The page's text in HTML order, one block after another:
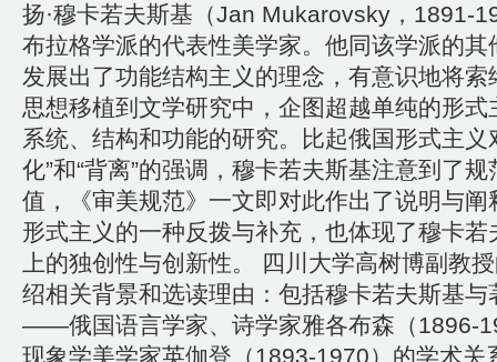
扬·穆卡若夫斯基（Jan Mukarovsky，1891-
布拉格学派的代表性美学家。他同该学派的其
发展出了功能结构主义的理念，有意识地将索
思想移植到文学研究中，企图超越单纯的形式
系统、结构和功能的研究。比起俄国形式主义
化”和“背离”的强调，穆卡若夫斯基注意到了
值，《审美规范》一文即对此作出了说明与阐
形式主义的一种反拨与补充，也体现了穆卡若
上的独创性与创新性。 四川大学高树博副教
绍相关背景和选读理由：包括穆卡若夫斯基与
——俄国语言学家、诗学家雅各布森（1896-
现象学美学家英伽登（1893-1970）的学术关